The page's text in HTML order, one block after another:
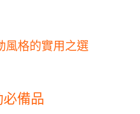
風格的實用之選
備品